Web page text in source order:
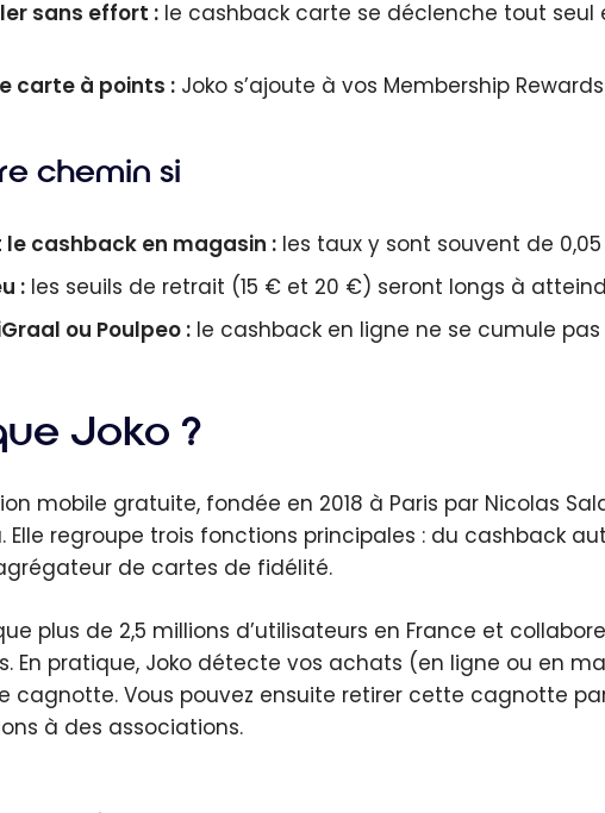
sans effort :le cashback carte se déclenche tout seul
carte à points :Joko s’ajoute à vos Membership
chemin si
cashback en magasin :les taux y sont souvent de 0,05
:les seuils de retrait (15 € et 20 €) seront longs à
ou Poulpeo :le cashback en ligne ne se cumule
Joko ?
mobile gratuite, fondée en 2018 à Paris par Nicolas
Elle regroupe trois fonctions principales : du cashback
de cartes de fidélité.
plus de 2,5 millions d’utilisateurs en France et
En pratique, Joko détecte vos achats (en ligne ou en
cagnotte. Vous pouvez ensuite retirer cette cagnotte
à des associations.